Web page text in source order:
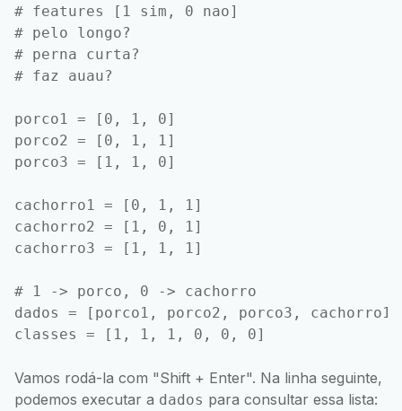
# features [1 sim, 0 nao]
# pelo longo?
# perna curta?
# faz auau?
porco1 = [0, 1, 0]
porco2 = [0, 1, 1]
porco3 = [1, 1, 0]
cachorro1 = [0, 1, 1]
cachorro2 = [1, 0, 1]
cachorro3 = [1, 1, 1]
# 1 -> porco, 0 -> cachorro
dados = [porco1, porco2, porco3,
Vamos rodá-la com "Shift + Enter". Na linha seguinte,
podemos executar a dados para consultar essa lista: